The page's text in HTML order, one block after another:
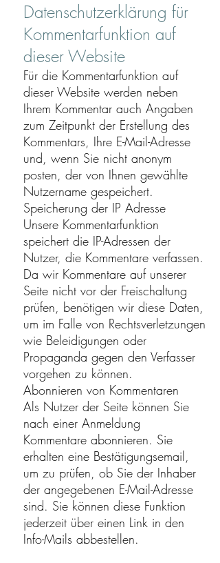
Datenschutzerklärung für
Kommentarfunktion auf
dieser Website
Für die Kommentarfunktion auf
dieser Website werden neben
Ihrem Kommentar auch Angaben
zum Zeitpunkt der Erstellung des
Kommentars, Ihre E-Mail-Adresse
und, wenn Sie nicht anonym
posten, der von Ihnen gewählte
Nutzername gespeichert.
Speicherung der IP Adresse
Unsere Kommentarfunktion
speichert die IP-Adressen der
Nutzer, die Kommentare verfassen.
Da wir Kommentare auf unserer
Seite nicht vor der Freischaltung
prüfen, benötigen wir diese Daten,
um im Falle von Rechtsverletzungen
wie Beleidigungen oder
Propaganda gegen den Verfasser
vorgehen zu können.
Abonnieren von Kommentaren
Als Nutzer der Seite können Sie
nach einer Anmeldung
Kommentare abonnieren. Sie
erhalten eine Bestätigungsemail,
um zu prüfen, ob Sie der Inhaber
der angegebenen E-Mail-Adresse
sind. Sie können diese Funktion
jederzeit über einen Link in den
Info-Mails abbestellen.